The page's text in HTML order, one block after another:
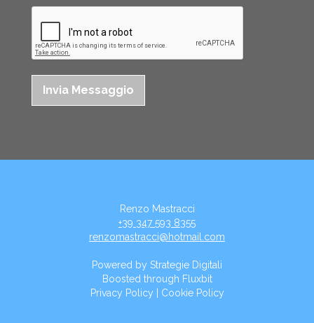
Renzo Mastracci
+39 347 593 8355
renzomastracci@hotmail.com
Powered by Strategie Digitali
Boosted through Fluxbit
Privacy Policy
Cookie Policy